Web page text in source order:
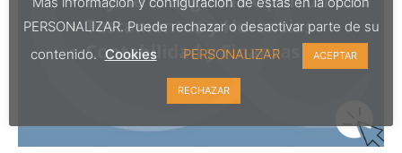
PERSONALIZAR. Puede rechazar o desactivar parte de su
contenido. Cookies PERSONALIZAR ACEPTAR
RECHAZAR